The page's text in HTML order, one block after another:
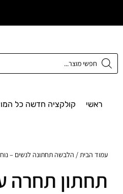
ראשי קולקציה חדשה כל
עמוד הבית/ הלבשה תחתונה לנשים –
תחתון תחרה